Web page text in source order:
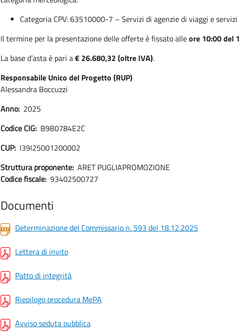
Categoria CPV: 63510000-7 – Servizi di agenzie di viaggi e
Il termine per la presentazione delle offerte è fissato alleore 10:00 del
La base d’asta è pari a€ 26.680,32 (oltre IVA).
Responsabile Unico del Progetto (RUP)
Alessandra Boccuzzi
Anno: 2025
Codice CIG: B9B0784E2C
CUP: I39I25001200002
Struttura proponente: ARET PUGLIAPROMOZIONE
Codice fiscale: 93402500727
Documenti
Determinazione del Commissario n. 593 del 18.12.2025
Lettera di invito
Patto di integrità
Riepilogo procedura MePA
Avviso seduta pubblica